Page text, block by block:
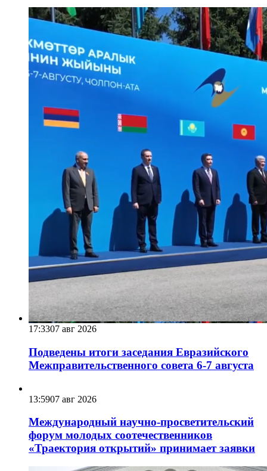
17:3307 авг 2026
Подведены итоги заседания Евразийского
Межправительственного совета 6-7 августа
13:5907 авг 2026
Международный научно-просветительский
форум молодых соотечественников
«Траектория открытий» принимает заявки